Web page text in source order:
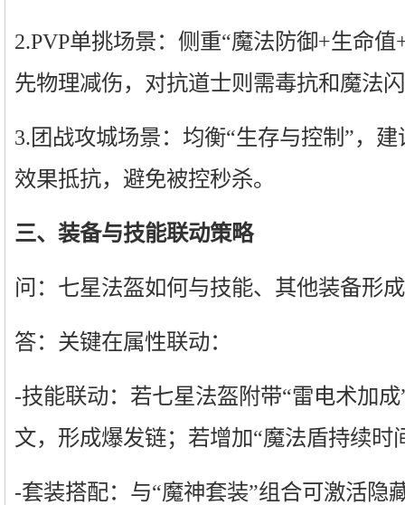
2.PVP单挑场景：侧重“魔法防御+生命
先物理减伤，对抗道士则需毒抗和魔法
3.团战攻城场景：均衡“生存与控制”，
效果抵抗，避免被控秒杀。
三、装备与技能联动策略
问：七星法盔如何与技能、其他装备形
答：关键在属性联动：
-技能联动：若七星法盔附带“雷电术加
文，形成爆发链；若增加“魔法盾持续时
-套装搭配：与“魔神套装”组合可激活隐